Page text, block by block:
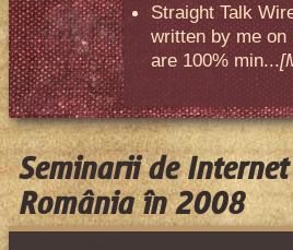
Straight Talk
written by me on
are 100% min...
Seminarii de
România în 2008